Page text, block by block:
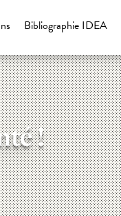
Bibliographie IDEA
!